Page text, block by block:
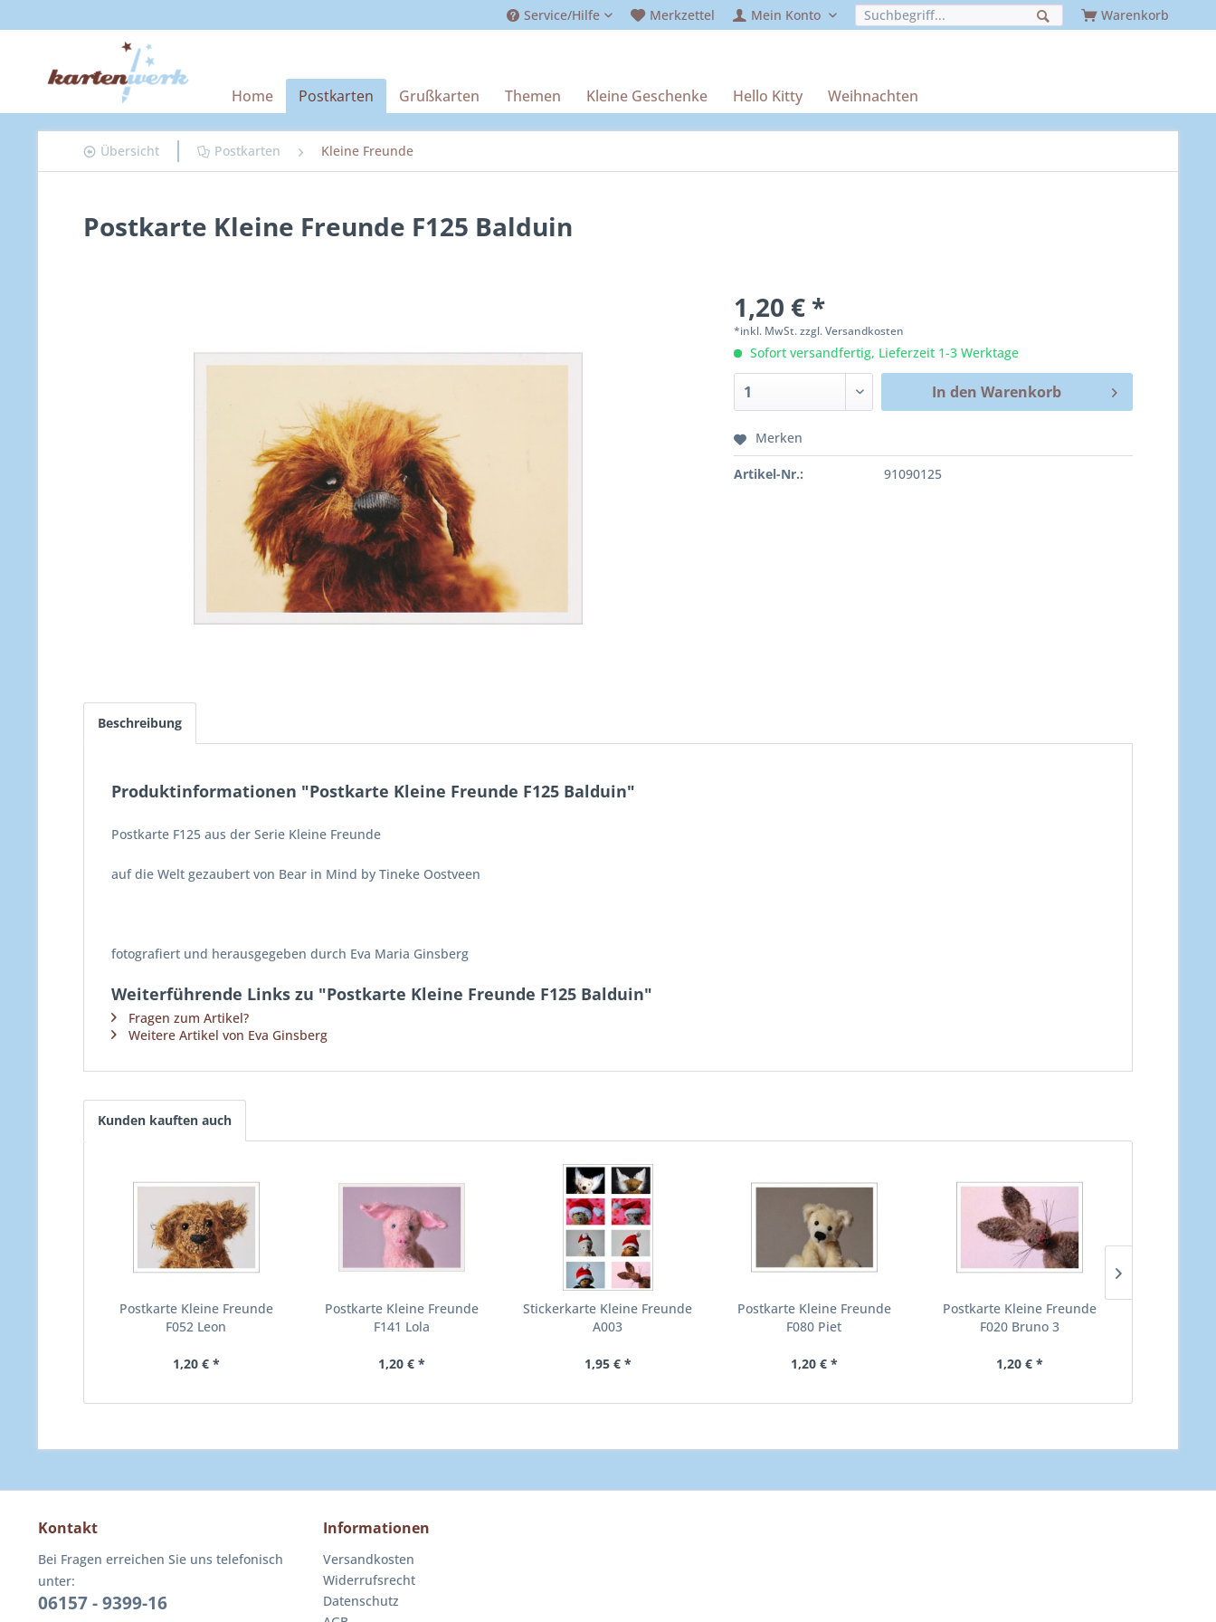
Service/Hilfe Merkzettel Mein Konto Warenkorb
Home Postkarten Grußkarten Themen Kleine Geschenke Hello Kitty Weihnachten
Übersicht Postkarten Kleine Freunde
Postkarte Kleine Freunde F125 Balduin
1,20 € *
*inkl. MwSt.zzgl. Versandkosten
Sofort versandfertig, Lieferzeit 1-3 Werktage
In den Warenkorb
Merken
Artikel-Nr.: 91090125
Beschreibung
Produktinformationen "Postkarte Kleine Freunde F125 Balduin"
Postkarte F125 aus der Serie Kleine Freunde
auf die Welt gezaubert von Bear in Mind by Tineke Oostveen
fotografiert und herausgegeben durch Eva Maria Ginsberg
Weiterführende Links zu "Postkarte Kleine Freunde F125 Balduin"
Fragen zum Artikel?
Weitere Artikel von Eva Ginsberg
Kunden kauften auch
Postkarte Kleine Freunde
F052 Leon
1,20 € *
Postkarte Kleine Freunde
F141 Lola
1,20 € *
Stickerkarte Kleine Freunde
A003
1,95 € *
Postkarte Kleine Freunde
F080 Piet
1,20 € *
Postkarte Kleine Freunde
F020 Bruno 3
1,20 € *
Kontakt
Bei Fragen erreichen Sie uns telefonisch
unter:
06157 - 9399-16
Informationen
Versandkosten
Widerrufsrecht
Datenschutz